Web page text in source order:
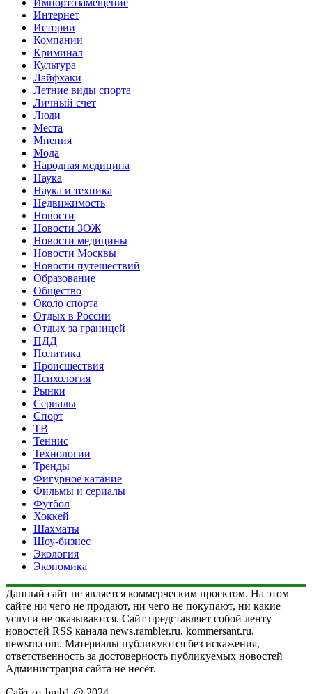
Интернет
Истории
Компании
Криминал
Культура
Лайфхаки
Летние виды спорта
Личный счет
Люди
Места
Мнения
Мода
Народная медицина
Наука
Наука и техника
Недвижимость
Новости
Новости ЗОЖ
Новости медицины
Новости Москвы
Новости путешествий
Образование
Общество
Около спорта
Отдых в России
Отдых за границей
ПДД
Политика
Происшествия
Психология
Рынки
Сериалы
Спорт
ТВ
Теннис
Технологии
Тренды
Фигурное катание
Фильмы и сериалы
Футбол
Хоккей
Шахматы
Шоу-бизнес
Экология
Экономика
Данный сайт не является коммерческим проектом. На этом
сайте ни чего не продают, ни чего не покупают, ни какие
услуги не оказываются. Сайт представляет собой ленту
новостей RSS канала news.rambler.ru, kommersant.ru,
newsru.com. Материалы публикуются без искажения,
ответственность за достоверность публикуемых новостей
Администрация сайта не несёт.